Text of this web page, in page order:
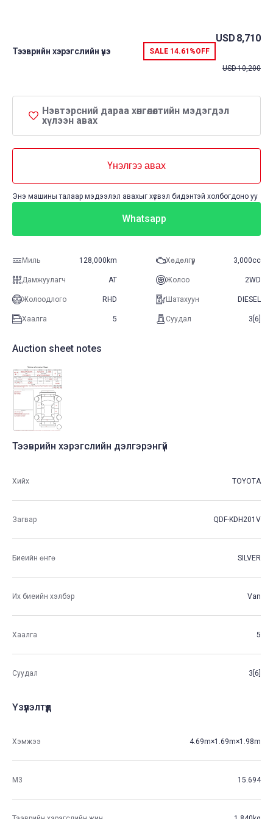
Тээврийн хэрэгслийн үнэ SALE 14.61%OFF
USD 8,710
USD10,200
Нэвтэрсний дараа хөнгөлөлтийн мэдэгдэл
хүлээн авах
Үнэлгээ авах
Энэ машины талаар мэдээлэл авахыг хүсвэл бидэнтэй холбогдоно уу
Whatsapp
Миль 128,000km Хөдөлгүүр 3,000cc
Дамжуулагч AT Жолоо 2WD
Жолоодлого RHD Шатахуун DIESEL
Хаалга 5 Суудал 3[6]
Auction sheet notes
Тээврийн хэрэгслийн дэлгэрэнгүй
Хийх TOYOTA
Загвар QDF-KDH201V
Биеийн өнгө SILVER
Их биеийн хэлбэр Van
Хаалга 5
Суудал 3[6]
Үзүүлэлтүүд
Хэмжээ 4.69m×1.69m×1.98m
М3 15.694